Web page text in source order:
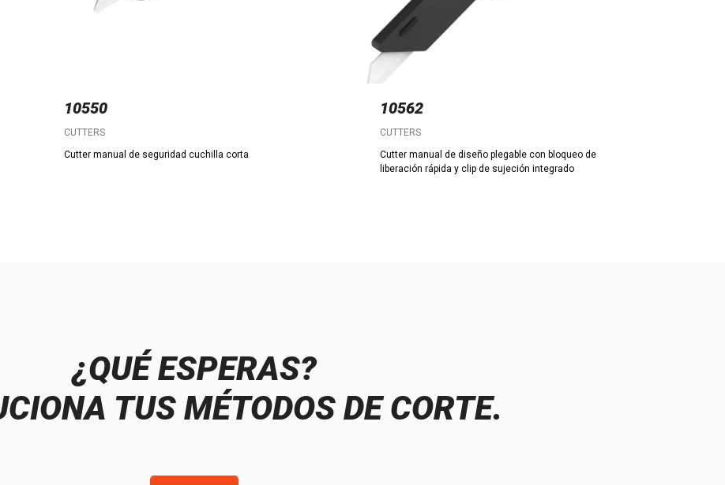
10550
CUTTERS
Cutter manual de seguridad cuchilla corta
10562
CUTTERS
Cutter manual de diseño plegable con bloqueo de
liberación rápida y clip de sujeción integrado
¿QUÉ ESPERAS?
TUS MÉTODOS DE CORTE.